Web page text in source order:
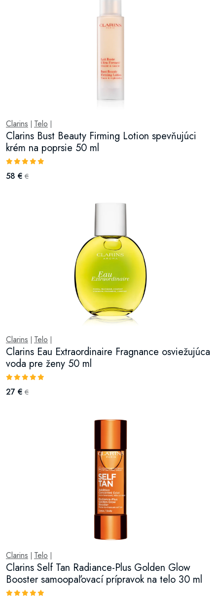
Clarins Telo
Clarins Bust Beauty Firming Lotion spevňujúci
krém na poprsie 50 ml
58 € €
Clarins Telo
Clarins Eau Extraordinaire Fragnance osviežujúca
voda pre ženy 50 ml
27 € €
Clarins Telo
Clarins Self Tan Radiance-Plus Golden Glow
Booster samoopaľovací prípravok na telo 30 ml